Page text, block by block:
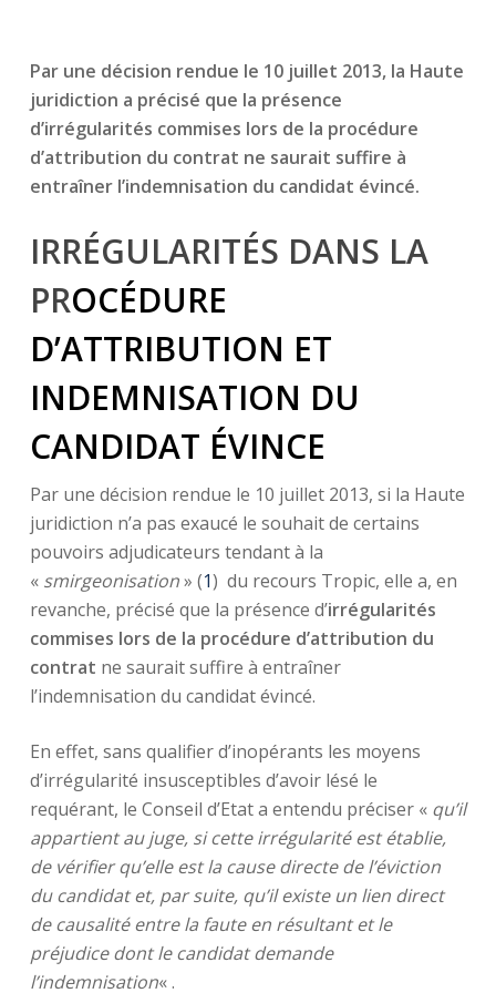
Par une décision rendue le 10 juillet 2013, la Haute
juridiction a précisé que la présence
d’irrégularités commises lors de la procédure
d’attribution du contrat ne saurait suffire à
entraîner l’indemnisation du candidat évincé.
IRRÉGULARITÉS DANS LA
PROCÉDURE
D’ATTRIBUTION ET
INDEMNISATION DU
CANDIDAT ÉVINCE
Par une décision rendue le 10 juillet 2013, si la Haute
juridiction n’a pas exaucé le souhait de certains
pouvoirs adjudicateurs tendant à la
« smirgeonisation» (1) du recours Tropic, elle a, en
revanche, précisé que la présence d’irrégularités
commises lors de la procédure d’attribution du
contrat ne saurait suffire à entraîner
l’indemnisation du candidat évincé.
En effet, sans qualifier d’inopérants les moyens
d’irrégularité insusceptibles d’avoir lésé le
requérant, le Conseil d’Etat a entendu préciser « qu’il
appartient au juge, si cette irrégularité est établie,
de vérifier qu’elle est la cause directe de l’éviction
du candidat et, par suite, qu’il existe un lien direct
de causalité entre la faute en résultant et le
préjudice dont le candidat demande
l’indemnisation« .